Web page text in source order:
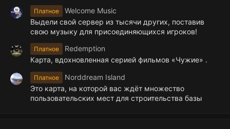
Платное
Welcome Music
Выдели свой сервер из тысячи других, поставив
свою музыку для присоединяющихся игроков!
Платное
Redemption
Карта, вдохновленная серией фильмов «Чужие» .
Платное
Norddream Island
Это карта, на которой вас ждёт множество
пользовательских мест для строительства базы